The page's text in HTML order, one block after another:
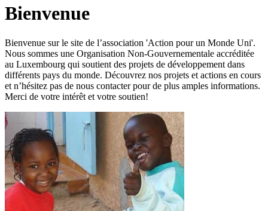
Bienvenue
Bienvenue sur le site de l’association 'Action pour un Monde Uni'.
Nous sommes une Organisation Non-Gouvernementale accréditée
au Luxembourg qui soutient des projets de développement dans
différents pays du monde. Découvrez nos projets et actions en cours
et n’hésitez pas de nous contacter pour de plus amples informations.
Merci de votre intérêt et votre soutien!